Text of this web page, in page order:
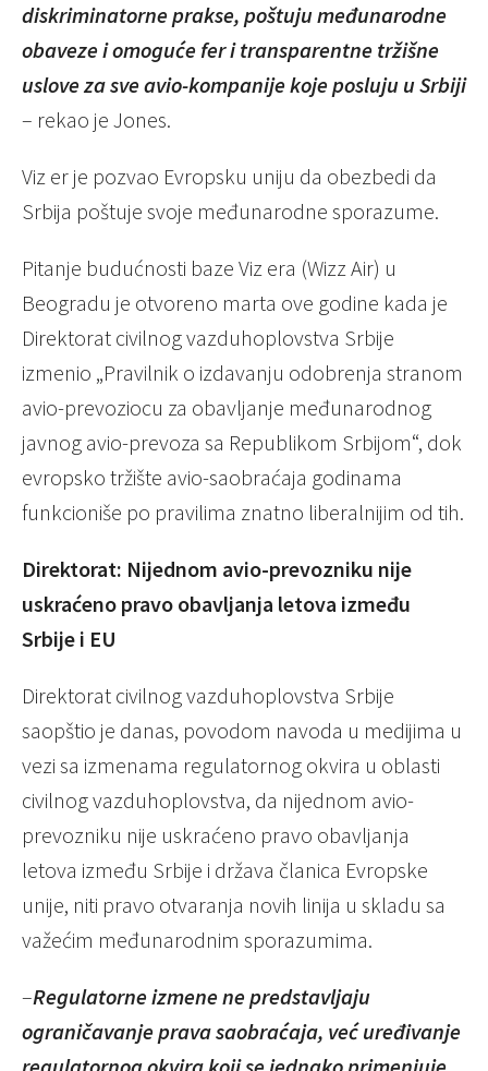
diskriminatorne prakse, poštuju međunarodne
obaveze i omoguće fer i transparentne tržišne
uslove za sve avio-kompanije koje posluju u Srbiji
– rekao je Jones.
Viz er je pozvao Evropsku uniju da obezbedi da
Srbija poštuje svoje međunarodne sporazume.
Pitanje budućnosti baze Viz era (Wizz Air) u
Beogradu je otvoreno marta ove godine kada je
Direktorat civilnog vazduhoplovstva Srbije
izmenio „Pravilnik o izdavanju odobrenja stranom
avio-prevoziocu za obavljanje međunarodnog
javnog avio-prevoza sa Republikom Srbijom“, dok
evropsko tržište avio-saobraćaja godinama
funkcioniše po pravilima znatno liberalnijim od tih.
Direktorat: Nijednom avio-prevozniku nije
uskraćeno pravo obavljanja letova između
Srbije i EU
Direktorat civilnog vazduhoplovstva Srbije
saopštio je danas, povodom navoda u medijima u
vezi sa izmenama regulatornog okvira u oblasti
civilnog vazduhoplovstva, da nijednom avio-
prevozniku nije uskraćeno pravo obavljanja
letova između Srbije i država članica Evropske
unije, niti pravo otvaranja novih linija u skladu sa
važećim međunarodnim sporazumima.
–Regulatorne izmene ne predstavljaju
ograničavanje prava saobraćaja, već uređivanje